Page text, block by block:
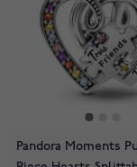
Pandora Moments